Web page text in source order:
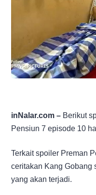
inNalar.com – Berikut
Pensiun 7 episode 10
Terkait spoiler Preman
ceritakan Kang Gobang
yang akan terjadi.